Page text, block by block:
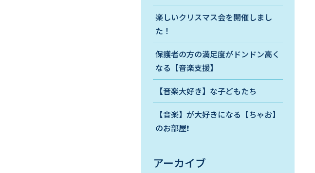
楽しいクリスマス会を開催しまし
た！
保護者の方の満足度がドンドン高く
なる【音楽支援】
【音楽大好き】な子どもたち
【音楽】が大好きになる【ちゃお】
のお部屋❗️
アーカイブ